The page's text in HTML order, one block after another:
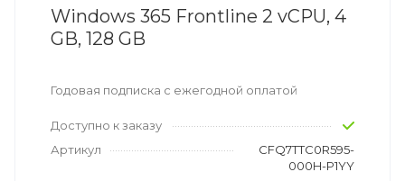
Windows 365 Frontline 2 vCPU, 4
GB, 128 GB
Годовая подписка с ежегодной оплатой
Доступно к заказу
Артикул
CFQ7TTC0R595-
000H-P1YY